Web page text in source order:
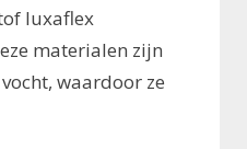
luxaflex
materialen zijn
waardoor ze